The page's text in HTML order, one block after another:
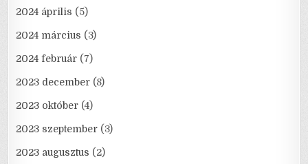
2024 április (5)
2024 március (3)
2024 február (7)
2023 december (8)
2023 október (4)
2023 szeptember (3)
2023 augusztus (2)